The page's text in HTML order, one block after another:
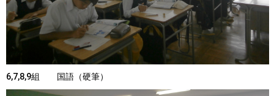
6,7,8,9組 国語（硬筆）